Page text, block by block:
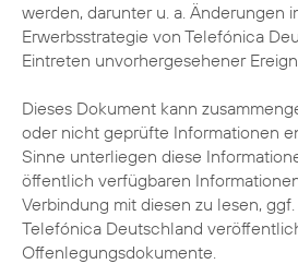
werden, darunter u. a. Änderungen
Erwerbsstrategie von Telefónica
Eintreten unvorhergesehener
Dieses Dokument kann
oder nicht geprüfte Informationen
Sinne unterliegen diese
öffentlich verfügbaren
Verbindung mit diesen zu lesen,
Telefónica Deutschland
Offenlegungsdokumente.